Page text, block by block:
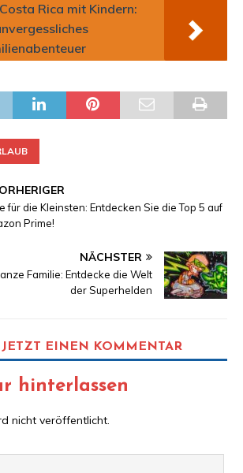
Costa Rica mit Kindern:
für die Kleinsten: Entdecken Sie die Top 5 auf
Prime!
NÄCHSTER
Familie: Entdecke die Welt
der Superhelden
JETZT EINEN KOMMENTAR
hinterlassen
nicht veröffentlicht.